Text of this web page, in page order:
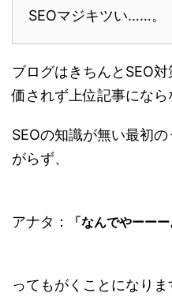
SEOマジキツい……。
ブログはきちんとSEO
価されず上位記事になら
SEOの知識が無い最初
がらず、
アナタ： 「なんでやーーー
ってもがくことになりま